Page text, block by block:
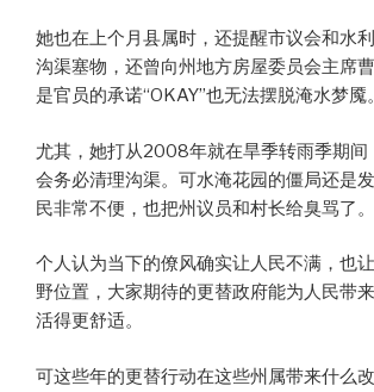
她也在上个月县属时，还提醒市议会和水
沟渠塞物，还曾向州地方房屋委员会主席
是官员的承诺“OKAY”也无法摆脱淹水梦魇。
尤其，她打从2008年就在旱季转雨季期间
会务必清理沟渠。可水淹花园的僵局还是
民非常不便，也把州议员和村长给臭骂了。
个人认为当下的僚风确实让人民不满，也
野位置，大家期待的更替政府能为人民带
活得更舒适。
可这些年的更替行动在这些州属带来什么